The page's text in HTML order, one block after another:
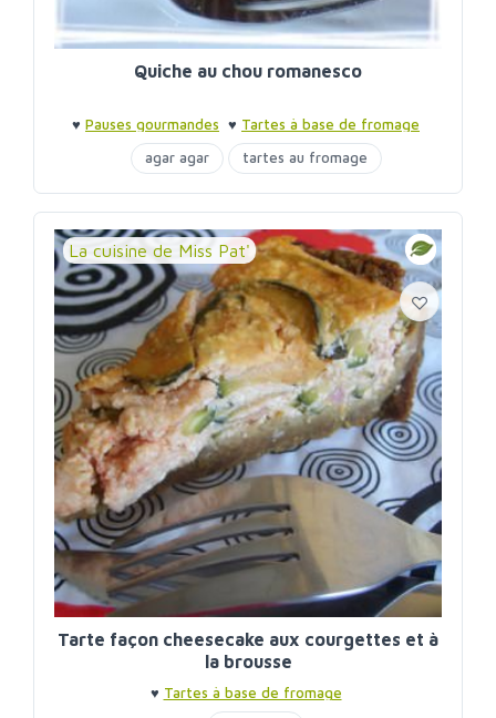
Quiche au chou romanesco
♥ Pauses gourmandes ♥ Tartes à base de fromage
agar agar
tartes au fromage
La cuisine de Miss Pat'
Tarte façon cheesecake aux courgettes et à
la brousse
♥ Tartes à base de fromage